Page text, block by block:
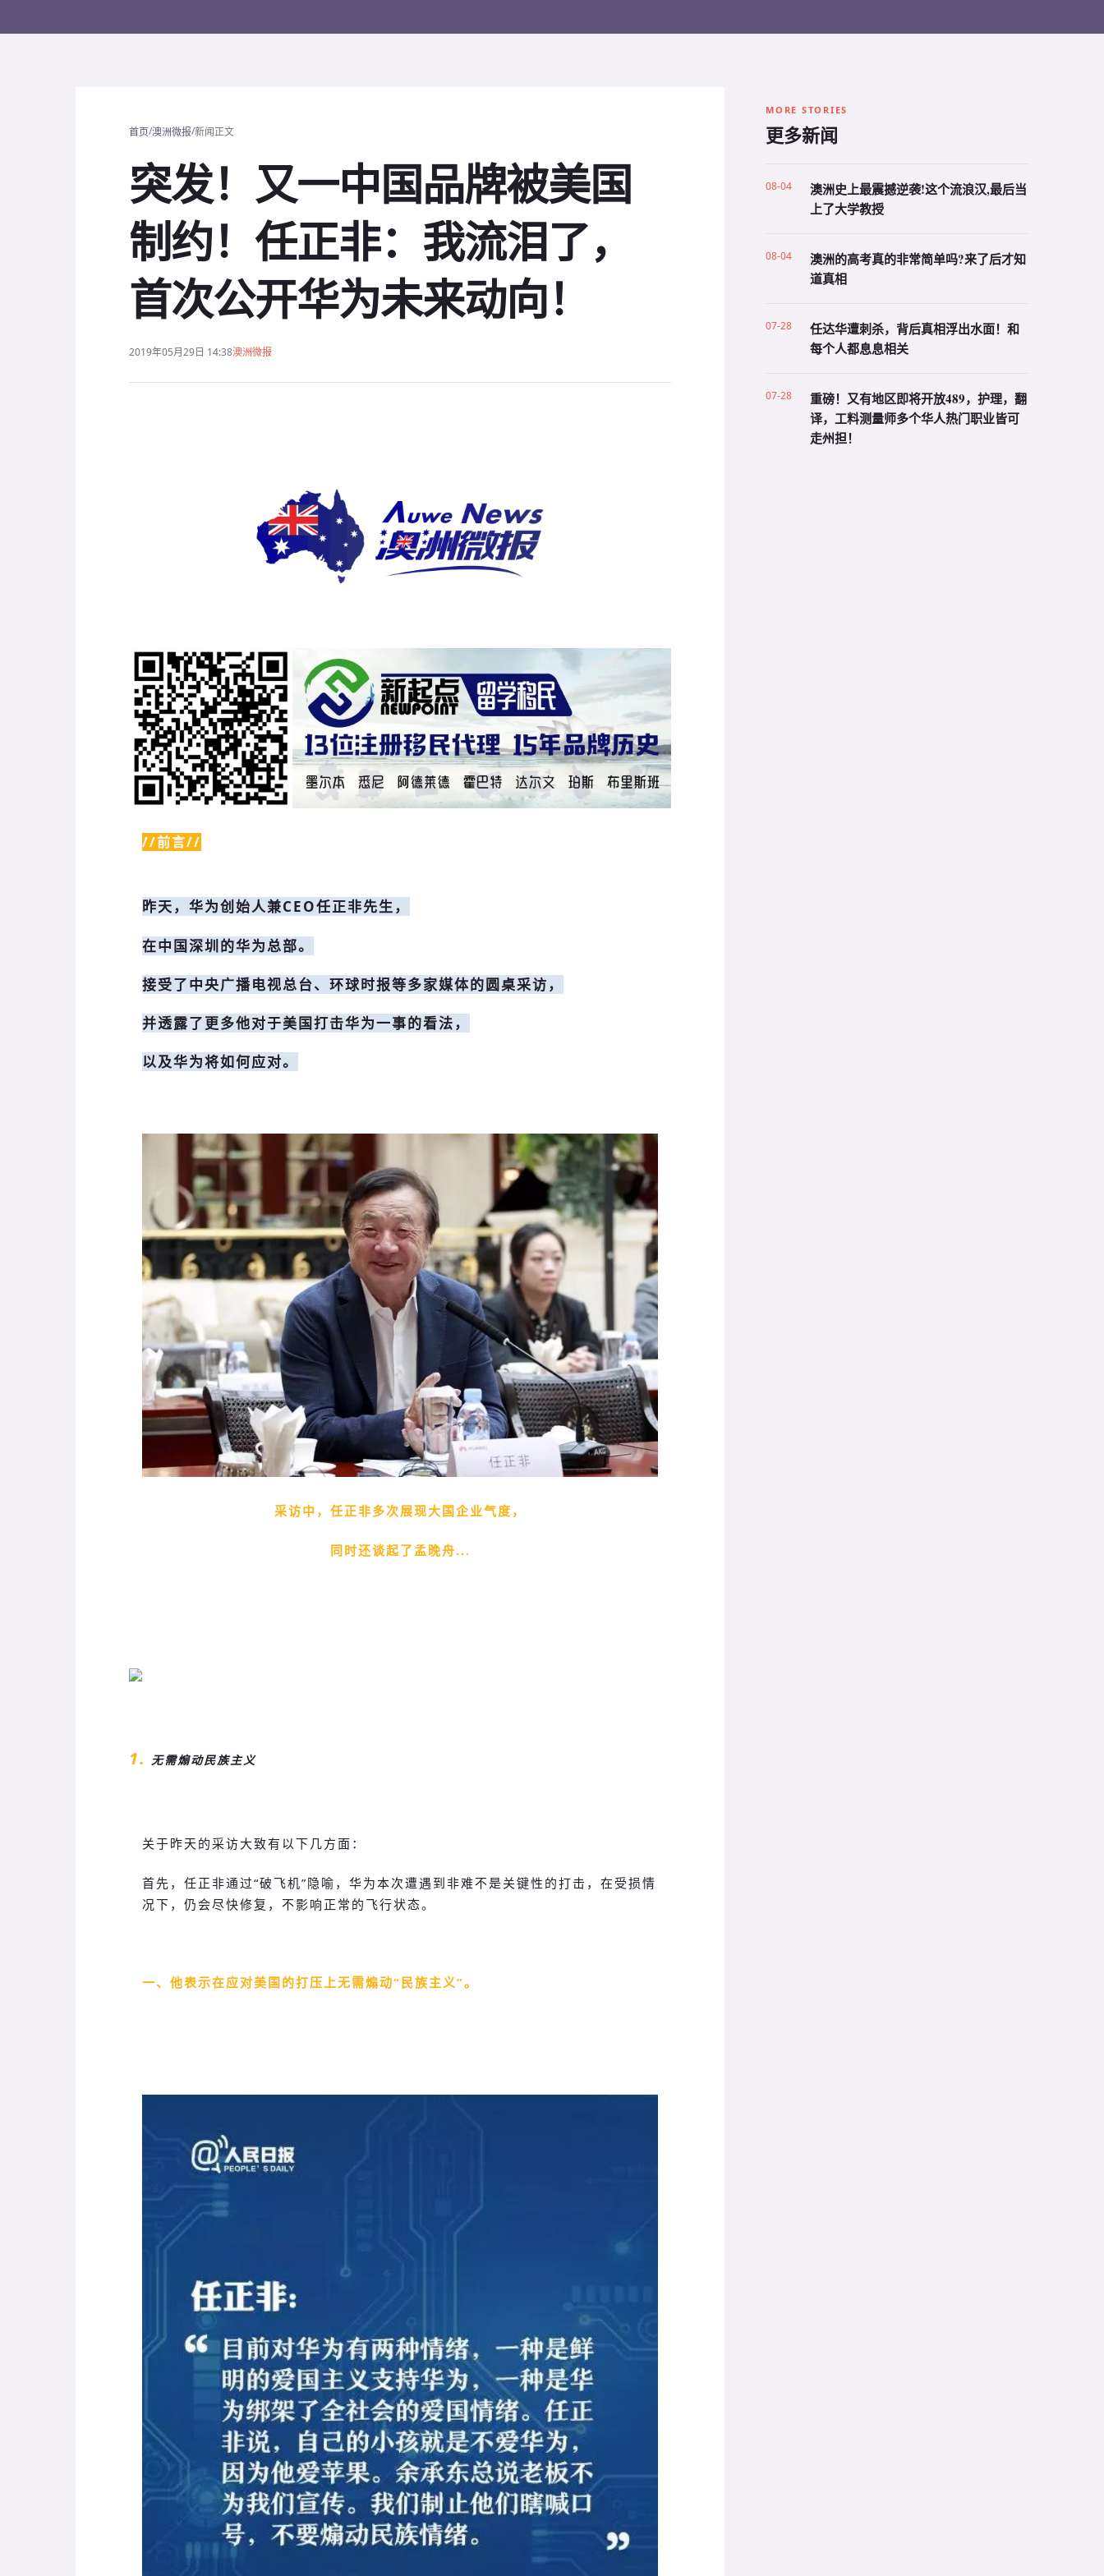
首页/澳洲微报/新闻正文
突发！又一中国品牌被美国
制约！任正非：我流泪了，
首次公开华为未来动向！
2019年05月29日 14:38澳洲微报
//前言//
昨天，华为创始人兼CEO任正非先生，
在中国深圳的华为总部。
接受了中央广播电视总台、环球时报等多家媒体的圆桌采访，
并透露了更多他对于美国打击华为一事的看法，
以及华为将如何应对。
采访中，任正非多次展现大国企业气度，
同时还谈起了孟晚舟...
1. 无需煽动民族主义
关于昨天的采访大致有以下几方面：
首先，任正非通过“破飞机”隐喻，华为本次遭遇到非难不是关键性的打击，在受损情
况下，仍会尽快修复，不影响正常的飞行状态。
一、他表示在应对美国的打压上无需煽动“民族主义”。
MORE STORIES
更多新闻
08-04
澳洲史上最震撼逆袭!这个流浪汉,最后当
上了大学教授
08-04
澳洲的高考真的非常简单吗?来了后才知
道真相
07-28
任达华遭刺杀，背后真相浮出水面！和
每个人都息息相关
07-28
重磅！又有地区即将开放489，护理，翻
译，工料测量师多个华人热门职业皆可
走州担！